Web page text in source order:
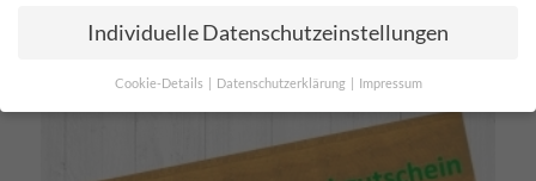
Individuelle Datenschutzeinstellungen
Cookie-Details Datenschutzerklärung Impressum
Datenschutzeinstellungen
Wenn Sie unter 16 Jahre alt sind und Ihre Zustimmung zu